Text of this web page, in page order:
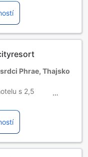
se na vás
Phrae, Thajsko
s 2,5
moderní resort
pokoji, které jsou
přátelskou
se
pro relaxaci a